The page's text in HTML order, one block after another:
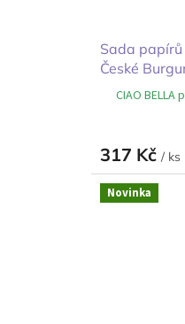
Sada
České
CIAO
317 Kč / ks
Novinka